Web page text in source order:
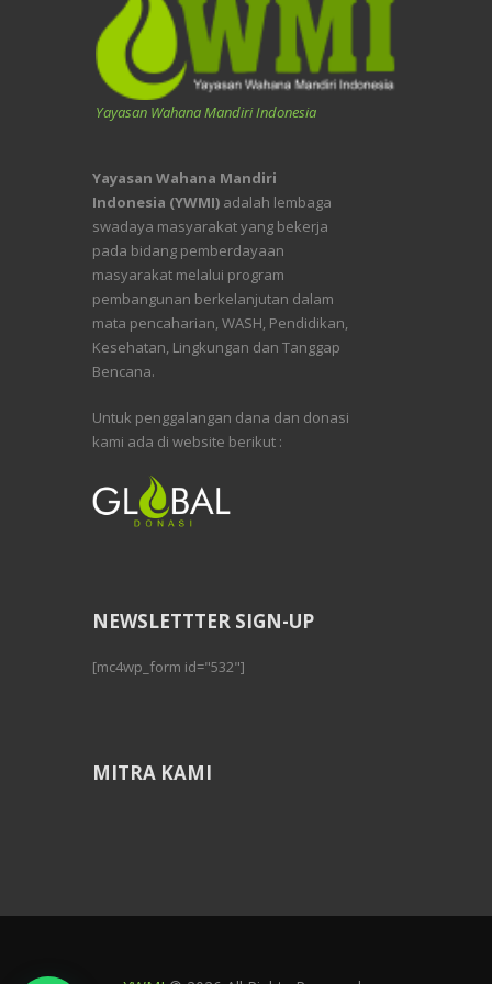
Yayasan Wahana Mandiri Indonesia
Yayasan Wahana Mandiri
Indonesia (YWMI) adalah lembaga
swadaya masyarakat yang bekerja
pada bidang pemberdayaan
masyarakat melalui program
pembangunan berkelanjutan dalam
mata pencaharian, WASH, Pendidikan,
Kesehatan, Lingkungan dan Tanggap
Bencana.
Untuk penggalangan dana dan donasi
kami ada di website berikut :
NEWSLETTTER SIGN-UP
[mc4wp_form id="532"]
MITRA KAMI